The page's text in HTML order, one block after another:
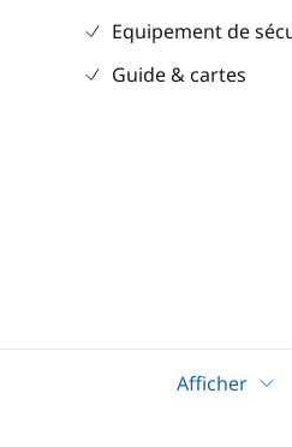
Equipement de
Guide & cartes
Afficher